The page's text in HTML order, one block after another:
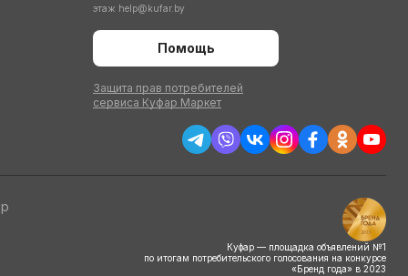
этаж help@kufar.by
Помощь
Защита прав потребителей
сервиса Куфар Маркет
Куфар — площадка объявлений №1
по итогам потребительского голосования на конкурсе
«Бренд года» в 2023